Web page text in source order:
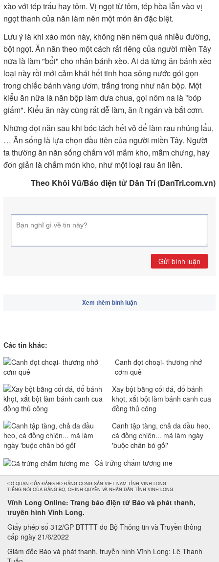
xào với tép trấu hay tôm. Vị ngọt từ tôm, tép hòa lẫn vào vị
ngọt thanh của năn làm nên một món ăn đặc biệt.
Lưu ý là khi xào món này, không nên nêm quá nhiều đường,
bột ngọt. Ăn năn theo một cách rất riêng của người miền Tây
nữa là làm "bổi" cho nhân bánh xèo. Ai đã từng ăn bánh xèo
loại này rồi mới cảm khái hết tinh hoa sông nước gói gọn
trong chiếc bánh vàng ươm, trắng trong như năn bộp. Một
kiểu ăn nữa là năn bộp làm dưa chua, gọi nôm na là "bóp
giấm". Kiểu ăn này cũng rất dễ làm, ăn ít ngán và bắt cơm.
Những đọt năn sau khi bóc tách hết vỏ để làm rau nhúng lẩu,
… Ăn sống là lựa chọn đầu tiên của người miền Tây. Người
ta thường ăn năn sống chấm với mắm kho, mắm chưng, hay
đơn giản là chấm món kho, như một loại rau ăn liền.
Theo Khôi Vũ/Báo điện tử Dân Trí (DanTri.com.vn)
Gửi bình luận
Xem thêm bình luận
Các tin khác:
Canh đọt choại- thương nhớ
cơm quê
Xay bột bằng cối đá, đổ bánh
khọt, xắt bột làm bánh canh cua
đồng thủ công
Canh tập tàng, chả da đầu heo,
cá đồng chiên... má làm ngày
'buộc chân bó gối'
Cá trứng chấm tương me
CƠ QUAN CỦA ĐẢNG BỘ ĐẢNG CỘNG SẢN VIỆT NAM TỈNH VĨNH LONG
TIẾNG NÓI CỦA ĐẢNG BỘ, CHÍNH QUYỀN VÀ NHÂN DÂN TỈNH VĨNH LONG.
Vĩnh Long Online: Trang báo điện tử Báo và phát thanh,
truyền hình Vĩnh Long.
Giấy phép số 312/GP-BTTTT do Bộ Thông tin và Truyền thông
cấp ngày 21/6/2022
Giám đốc Báo và phát thanh, truyền hình Vĩnh Long: Lê Thanh